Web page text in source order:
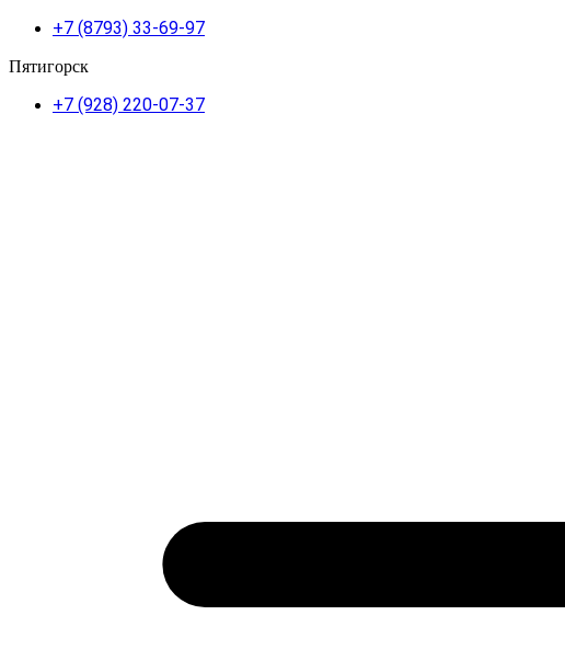
+7 (8793) 33-69-97
Пятигорск
+7 (928) 220-07-37